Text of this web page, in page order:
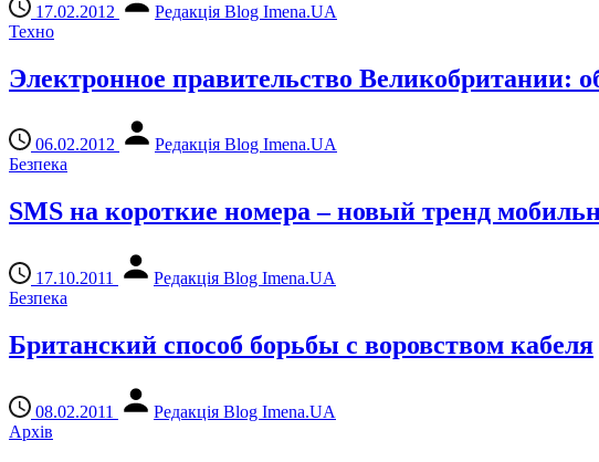
17.02.2012
Редакція Blog Imena.UA
Техно
Электронное правительство Великобритании:
06.02.2012
Редакція Blog Imena.UA
Безпека
SMS на короткие номера – новый тренд
17.10.2011
Редакція Blog Imena.UA
Безпека
Британский способ борьбы с воровством кабеля
08.02.2011
Редакція Blog Imena.UA
Архів